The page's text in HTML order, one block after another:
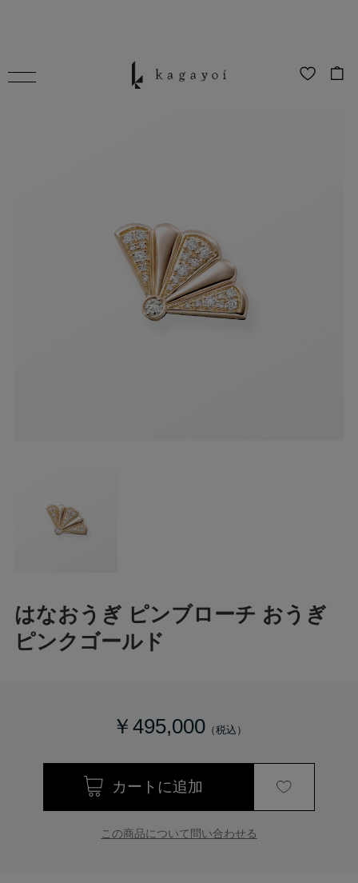
はなおうぎ ピンブローチ おうぎ
ピンクゴールド
￥495,000
この商品について問い合わせる